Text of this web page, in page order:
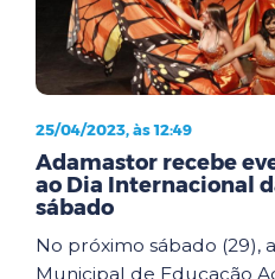
25/04/2023, às 12:49
Adamastor recebe
ao Dia Internacional
sábado
No próximo sábado (29),
Municipal de Educação